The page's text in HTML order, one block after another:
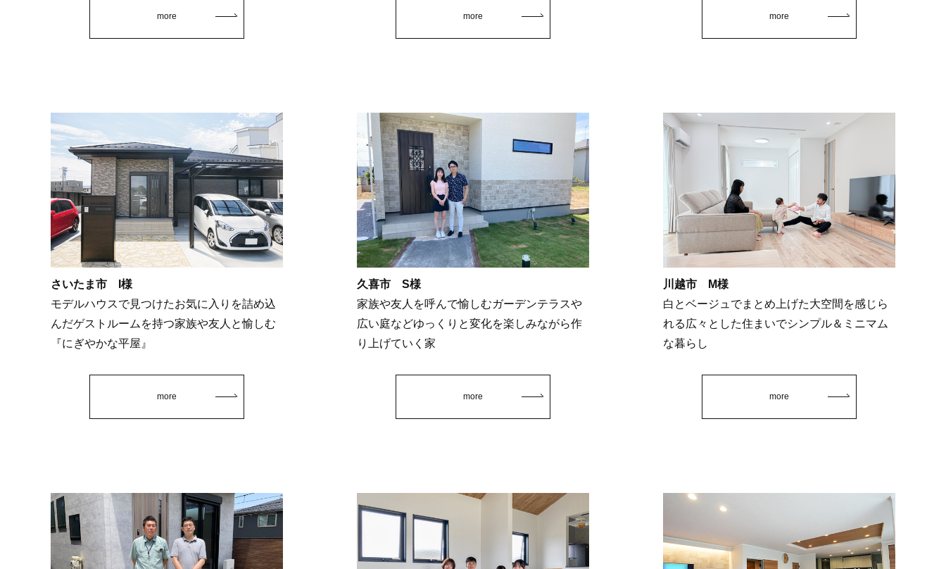
more more more
さいたま市 I様
モデルハウスで見つけたお気に入りを詰め込
んだゲストルームを持つ家族や友人と愉しむ
『にぎやかな平屋』
more
久喜市 S様
家族や友人を呼んで愉しむガーデンテラスや
広い庭などゆっくりと変化を楽しみながら作
り上げていく家
more
川越市 M様
白とベージュでまとめ上げた大空間を感じら
れる広々とした住まいでシンプル＆ミニマム
な暮らし
more